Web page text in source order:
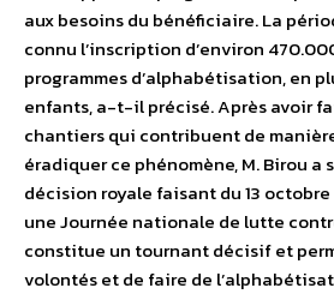
aux besoins du bénéficiaire. La
connu l’inscription d’environ
programmes d’alphabétisation, en
enfants, a-t-il précisé. Après avoir
chantiers qui contribuent de
éradiquer ce phénomène, M. Birou a
décision royale faisant du 13
une Journée nationale de lutte
constitue un tournant décisif et
volontés et de faire de